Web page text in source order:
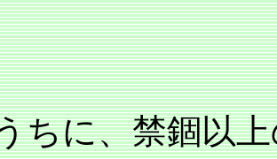
ちに、禁錮以